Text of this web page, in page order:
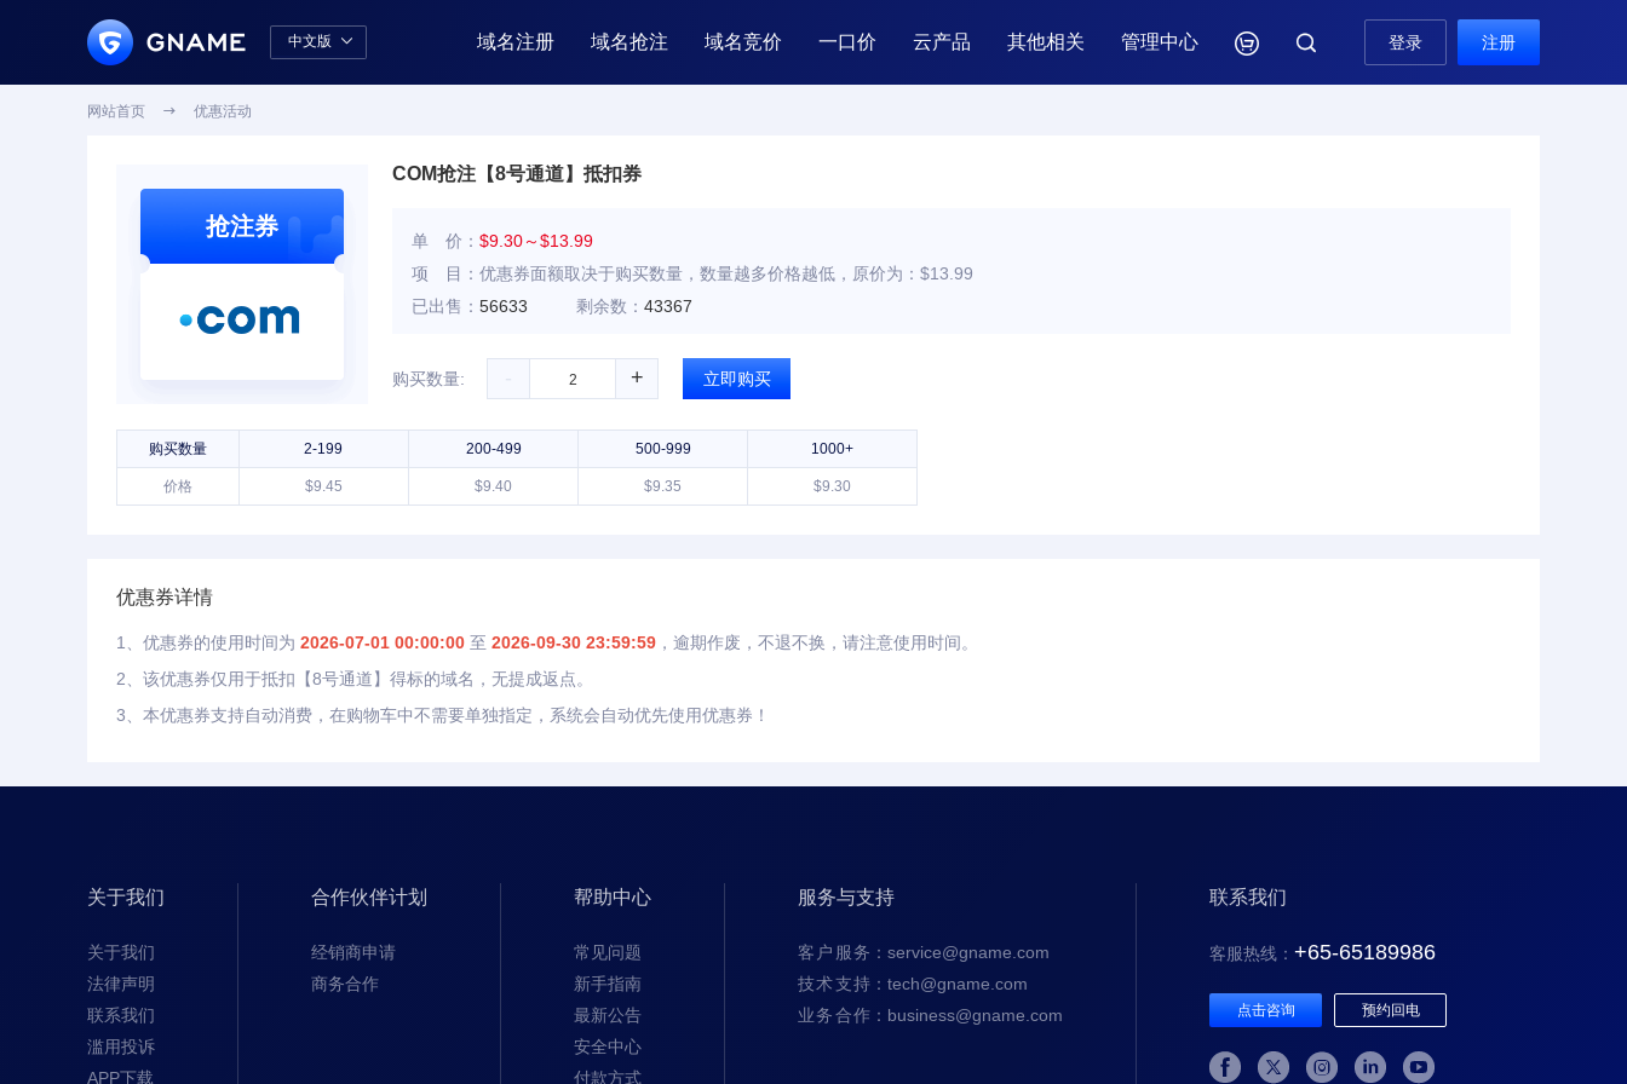
中文版  域名注册 域名抢注 域名竞价 一口价 云产品 其他相关 管理中心  登录 注册
网站首页  优惠活动
抢注券
COM抢注【8号通道】抵扣券
单 价： $9.30～$13.99
项 目： 优惠券面额取决于购买数量，数量越多价格越低，原价为：$13.99
已出售： 56633 剩余数： 43367
购买数量: + 立即购买
购买数量 2-199 200-499 500-999 1000+
价格 $9.45 $9.40 $9.35 $9.30
优惠券详情
1、优惠券的使用时间为 2026-07-01 00:00:00 至 2026-09-30 23:59:59 ，逾期作废，不退不换，请注意使用时间。
2、该优惠券仅用于抵扣【8号通道】得标的域名，无提成返点。
3、本优惠券支持自动消费，在购物车中不需要单独指定，系统会自动优先使用优惠券！
关于我们
关于我们
法律声明
联系我们
滥用投诉
APP下载
合作伙伴计划
经销商申请
商务合作
帮助中心
常见问题
新手指南
最新公告
安全中心
付款方式
服务与支持
客户服务 ： service@gname.com
技术支持 ： tech@gname.com
业务合作 ： business@gname.com
联系我们
客服热线： +65-65189986
点击咨询 预约回电
    